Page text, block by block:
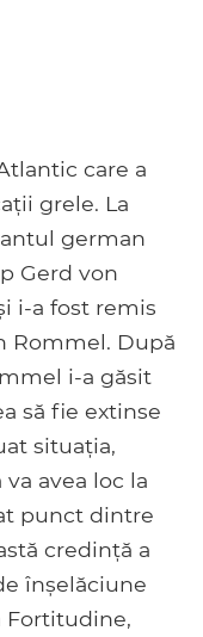
care a
grele. La
german
Gerd von
i-a fost remis
Rommel. După
i-a găsit
să fie extinse
situația,
avea loc la
punct dintre
credință a
înșelăciune
Fortitudine,